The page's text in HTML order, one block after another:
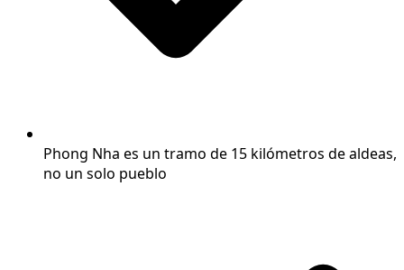
Phong Nha es un tramo de 15 kilómetros de aldeas,
no un solo pueblo